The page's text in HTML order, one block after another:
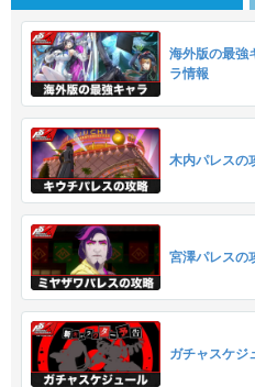
海外版の最強
ラ情報
木内パレスの
宮澤パレスの
ガチャスケジ